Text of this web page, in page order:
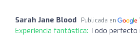
Sarah Jane Blood Publicada en
Experiencia fantástica: Todo perfecto